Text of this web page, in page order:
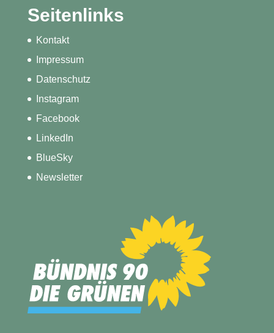
Seitenlinks
Kontakt
Impressum
Datenschutz
Instagram
Facebook
LinkedIn
BlueSky
Newsletter